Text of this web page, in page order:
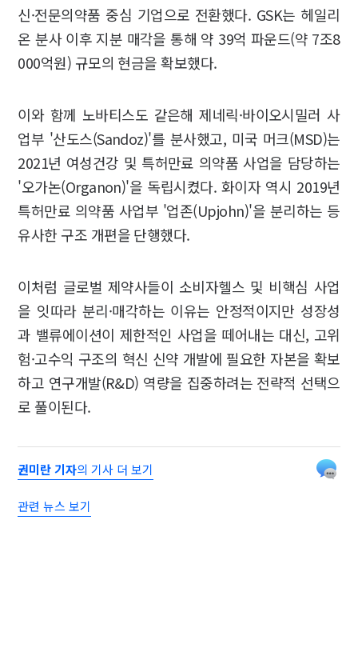
신·전문의약품 중심 기업으로 전환했다. GSK는 헤일리
온 분사 이후 지분 매각을 통해 약 39억 파운드(약 7조8
000억원) 규모의 현금을 확보했다.
이와 함께 노바티스도 같은해 제네릭·바이오시밀러 사
업부 '산도스(Sandoz)'를 분사했고, 미국 머크(MSD)는
2021년 여성건강 및 특허만료 의약품 사업을 담당하는
'오가논(Organon)'을 독립시켰다. 화이자 역시 2019년
특허만료 의약품 사업부 '업존(Upjohn)'을 분리하는 등
유사한 구조 개편을 단행했다.
이처럼 글로벌 제약사들이 소비자헬스 및 비핵심 사업
을 잇따라 분리·매각하는 이유는 안정적이지만 성장성
과 밸류에이션이 제한적인 사업을 떼어내는 대신, 고위
험·고수익 구조의 혁신 신약 개발에 필요한 자본을 확보
하고 연구개발(R&D) 역량을 집중하려는 전략적 선택으
로 풀이된다.
권미란 기자의 기사 더 보기
관련 뉴스 보기